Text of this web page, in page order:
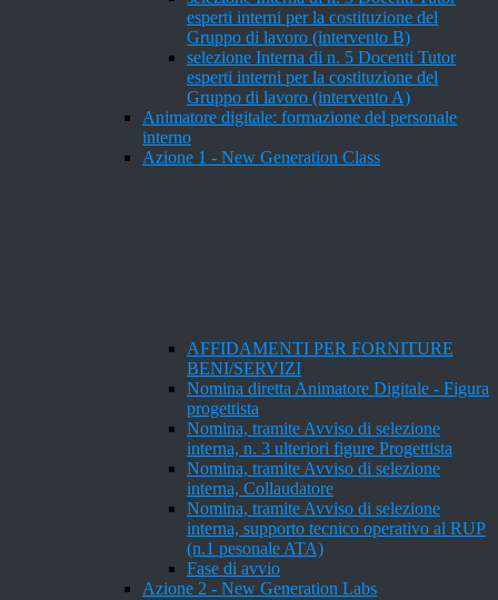
esperti interni per la costituzione del
Gruppo di lavoro (intervento B)
selezione Interna di n. 5 Docenti Tutor
esperti interni per la costituzione del
Gruppo di lavoro (intervento A)
Animatore digitale: formazione del personale
interno
Azione 1 - New Generation Class
AFFIDAMENTI PER FORNITURE
BENI/SERVIZI
Nomina diretta Animatore Digitale - Figura
progettista
Nomina, tramite Avviso di selezione
interna, n. 3 ulteriori figure Progettista
Nomina, tramite Avviso di selezione
interna, Collaudatore
Nomina, tramite Avviso di selezione
interna, supporto tecnico operativo al RUP
(n.1 pesonale ATA)
Fase di avvio
Azione 2 - New Generation Labs